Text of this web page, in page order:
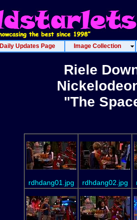
Daily Updates Page Image Collection
Riele
"The
rdhdang01.jpg rdhdang02.jpg